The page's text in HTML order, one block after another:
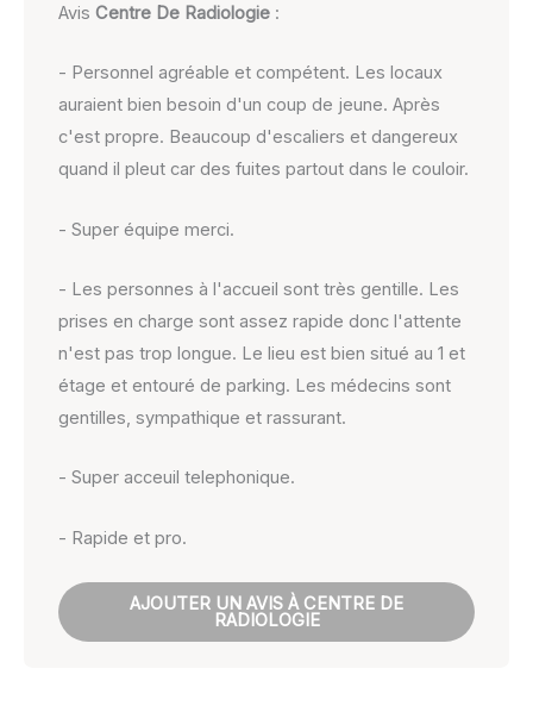
AvisCentre De Radiologie :
- Personnel agréable et compétent. Les locaux
auraient bien besoin d'un coup de jeune. Après
c'est propre. Beaucoup d'escaliers et dangereux
quand il pleut car des fuites partout dans le couloir.
- Super équipe merci.
- Les personnes à l'accueil sont très gentille. Les
prises en charge sont assez rapide donc l'attente
n'est pas trop longue. Le lieu est bien situé au 1 et
étage et entouré de parking. Les médecins sont
gentilles, sympathique et rassurant.
- Super acceuil telephonique.
- Rapide et pro.
AJOUTER UN AVIS À CENTRE DE
RADIOLOGIE